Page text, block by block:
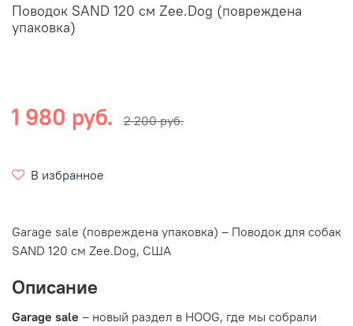
Поводок SAND 120 см Zee.Dog (повреждена
упаковка)
1 980 руб. 2 200 руб.
В избранное
Garage sale (повреждена упаковка) – Поводок для собак
SAND 120 см Zee.Dog, США
Описание
Garage sale – новый раздел в HOOG, где мы собрали